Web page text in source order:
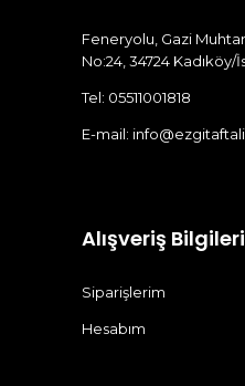
Feneryolu, Gazi
No:24, 34724 Kadıköy/
Tel: 05511001818
E-mail:
Alışveriş
Siparişlerim
Hesabım